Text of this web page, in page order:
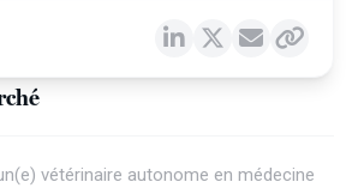
vétérinaire autonome en médecine